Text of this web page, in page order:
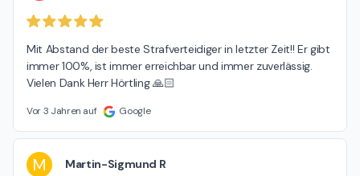
Mit Abstand der beste Strafverteidiger in letzter Zeit!! Er gibt
immer 100%, ist immer erreichbar und immer zuverlässig.
Vielen Dank Herr Hörtling 🙏🏻
Vor 3 Jahren auf Google
M Martin-Sigmund R